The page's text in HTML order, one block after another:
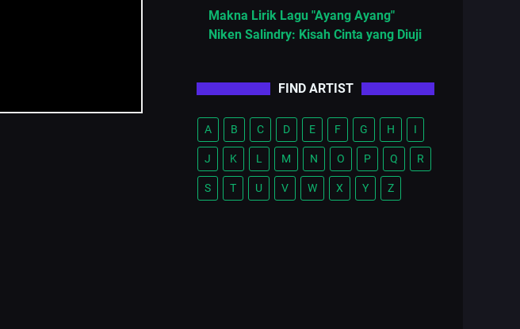
Makna Lirik Lagu "Ayang Ayang"
Niken Salindry: Kisah Cinta yang Diuji
FIND ARTIST
A B C D E F G H I
J K L M N O P Q R
S T U V W X Y Z